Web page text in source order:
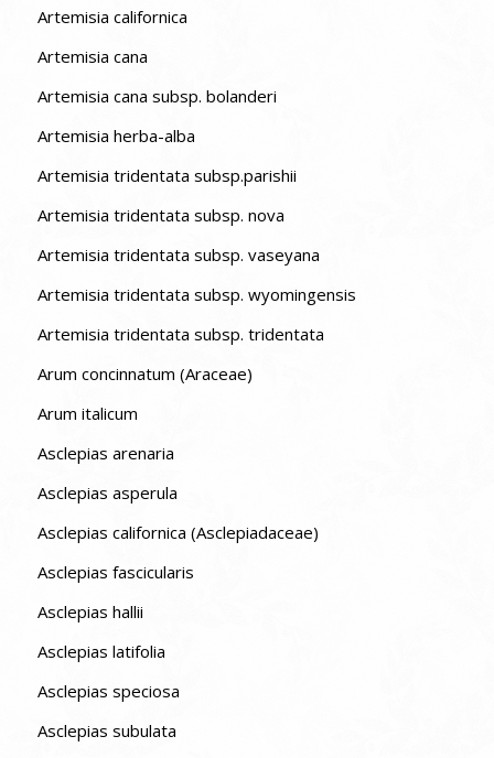
Artemisia californica
Artemisia cana
Artemisia cana subsp. bolanderi
Artemisia herba-alba
Artemisia tridentata subsp.parishii
Artemisia tridentata subsp. nova
Artemisia tridentata subsp. vaseyana
Artemisia tridentata subsp. wyomingensis
Artemisia tridentata subsp. tridentata
Arum concinnatum (Araceae)
Arum italicum
Asclepias arenaria
Asclepias asperula
Asclepias californica (Asclepiadaceae)
Asclepias fascicularis
Asclepias hallii
Asclepias latifolia
Asclepias speciosa
Asclepias subulata